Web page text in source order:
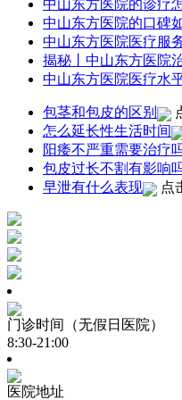
中山东方医院的诊疗
中山东方医院的口碑
中山东方医院医疗服
揭秘丨中山东方医院
中山东方医院医疗水
包茎和包皮的区别
怎么延长性生活时间
阳痿不严重需要治疗
包皮过长不割有影响
早泄有什么表现
点
门诊时间（无假日医院）
8:30-21:00
医院地址